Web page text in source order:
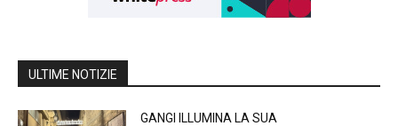
ULTIME NOTIZIE
GANGI ILLUMINA LA SUA